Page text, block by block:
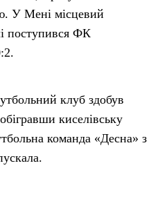
У Мені місцевий
поступився ФК
клуб здобув
киселівську
команда «Десна» з